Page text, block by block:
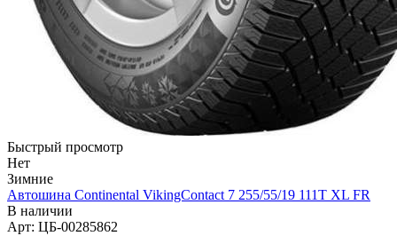
Быстрый просмотр
Нет
Зимние
Автошина Continental VikingContact 7 255/55/19 111T XL FR
В наличии
Арт: ЦБ-00285862